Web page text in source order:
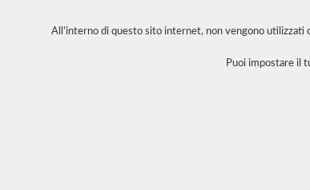
All’interno di questo sito internet, non vengono utilizzati
Puoi impostare il